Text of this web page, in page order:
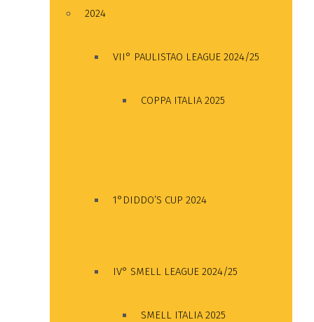
2024
VII° PAULISTAO LEAGUE 2024/25
COPPA ITALIA 2025
1°DIDDO’S CUP 2024
IV° SMELL LEAGUE 2024/25
SMELL ITALIA 2025